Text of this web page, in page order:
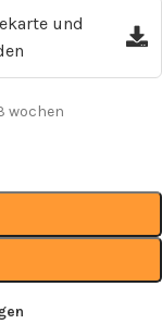
und
wochen